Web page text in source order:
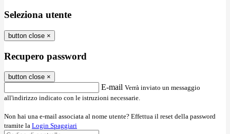
Seleziona utente
button close ×
Recupero password
button close ×
E-mail Verrà inviato un messaggio
all'indirizzo indicato con le istruzioni necessarie.
Non hai una e-mail associata al nome utente? Effettua il reset della password
tramite la Login Spaggiari